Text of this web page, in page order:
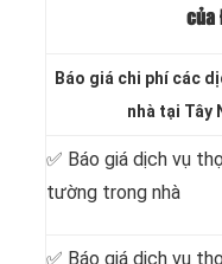
của
Báo giá chi phí các
nhà tại Tây
✅ Báo giá dịch vụ
tường trong nhà
✅ Báo giá dịch vụ